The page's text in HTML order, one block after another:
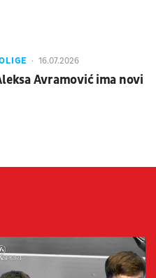
16.07.2026
Avramović ima novi